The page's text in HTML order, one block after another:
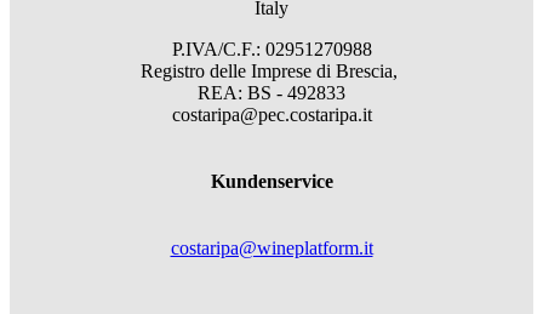
Italy
P.IVA/C.F.: 02951270988
Registro delle Imprese di Brescia,
REA: BS - 492833
costaripa@pec.costaripa.it
Kundenservice
costaripa@wineplatform.it